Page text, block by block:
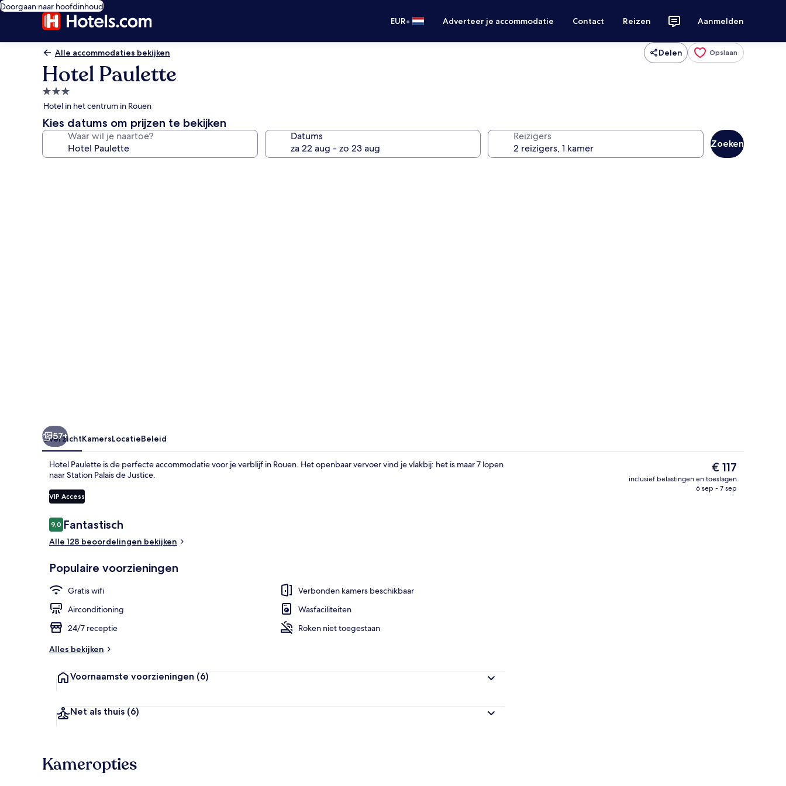
Doorgaan naar hoofdinhoud
EUR• Adverteer je accommodatie Contact Reizen Aanmelden
Alle accommodaties bekijken Delen Opslaan
Hotel Paulette
3.0-
sterrenaccommodatie
Hotel in het centrum in Rouen
Kies datums om prijzen te bekijken
Waar wil je naartoe? Datums Reizigers
Zoeken
Standaard Twin kamer | Een
57+
OverzichtKamersLocatieBeleid
Hotel Paulette is de perfecte accommodatie voor je verblijf in Rouen. Het openbaar vervoer vind je vlakbij: het is maar 7 lopen
naar Station Palais de Justice.
VIP Access
Beoordelingen
9,09,0 op 10 –
Fantastisch
Alle 128 beoordelingen bekijken
Populaire voorzieningen
Gratis wifi
Verbonden kamers beschikbaar
Airconditioning
Wasfaciliteiten
24/7 receptie
Roken niet toegestaan
Alles bekijken
Voornaamste voorzieningen (6)
Net als thuis (6)
De
huidige
prijs
€ 117
inclusief belastingen en toeslagen
6 sep - 7 sep
Kameropties